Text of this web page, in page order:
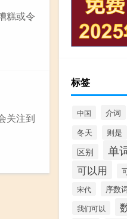
糕或令
关注到
标签
中国 介词
冬天 则是
区别 单
可以用
宋代 序数
我们可以